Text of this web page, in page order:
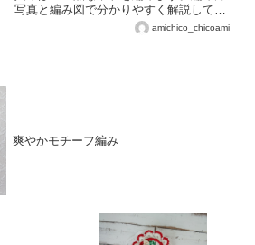
写真と編み図で分かりやすく解説してい
amichico_chicoami
爽やかモチーフ編み